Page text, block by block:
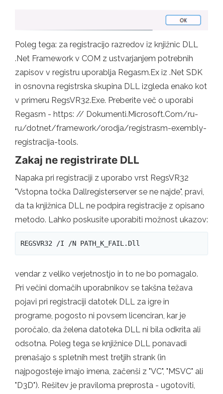
Poleg tega: za registracijo razredov iz knjižnic DLL
.Net Framework v COM z ustvarjanjem potrebnih
zapisov v registru uporablja Regasm.Ex iz .Net SDK
in osnovna registrska skupina DLL izgleda enako kot
v primeru RegsVR32.Exe. Preberite več o uporabi
Regasm - https: // Dokumenti.Microsoft.Com/ru-
ru/dotnet/framework/orodja/registrasm-exembly-
registracija-tools.
Zakaj ne registrirate DLL
Napaka pri registraciji z uporabo vrst RegsVR32
"Vstopna točka Dallregisterserver se ne najde", pravi,
da ta knjižnica DLL ne podpira registracije z opisano
metodo. Lahko poskusite uporabiti možnost ukazov:
REGSVR32 /I /N PATH_K_FAIL.Dll
vendar z veliko verjetnostjo in to ne bo pomagalo.
Pri večini domačih uporabnikov se takšna težava
pojavi pri registraciji datotek DLL za igre in
programe, pogosto ni povsem licenciran, kar je
poročalo, da želena datoteka DLL ni bila odkrita ali
odsotna. Poleg tega se knjižnice DLL ponavadi
prenašajo s spletnih mest tretjih strank (in
najpogosteje imajo imena, začenši z "VC", "MSVC" ali
"D3D"). Rešitev je praviloma preprosta - ugotoviti,